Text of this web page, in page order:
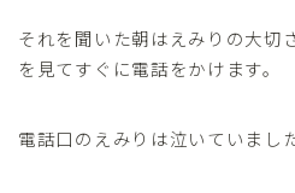
それを聞いた朝はえみりの大切
を見てすぐに電話をかけます。
電話口のえみりは泣いていました